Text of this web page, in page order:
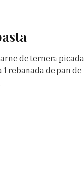
de ternera picada
rebanada de pan de